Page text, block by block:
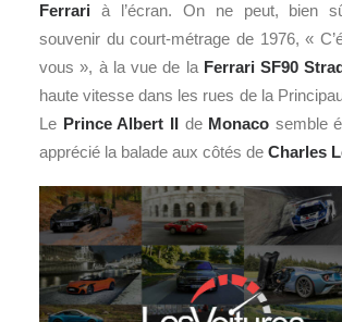
Ferrari à l’écran. On ne peut, bien
souvenir du court-métrage de 1976, «
vous », à la vue de la Ferrari SF90
haute vitesse dans les rues de la
Le Prince Albert IIde Monaco semble
apprécié la balade aux côtés de Charles